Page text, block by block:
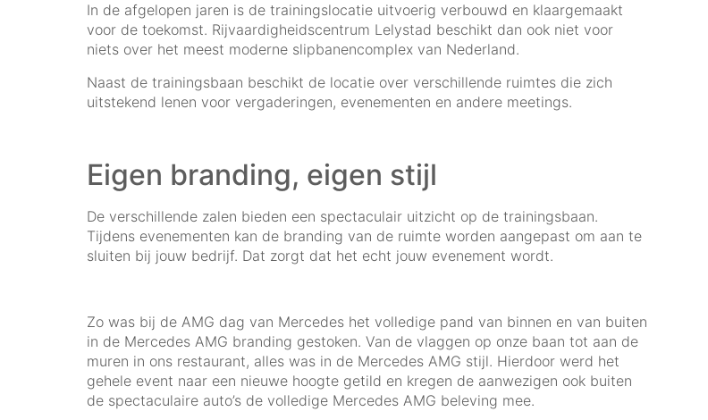
In de afgelopen jaren is de trainingslocatie uitvoerig verbouwd en klaargemaakt
voor de toekomst. Rijvaardigheidscentrum Lelystad beschikt dan ook niet voor
niets over het meest moderne slipbanencomplex van Nederland.
Naast de trainingsbaan beschikt de locatie over verschillende ruimtes die zich
uitstekend lenen voor vergaderingen, evenementen en andere meetings.
Eigen branding, eigen stijl
De verschillende zalen bieden een spectaculair uitzicht op de trainingsbaan.
Tijdens evenementen kan de branding van de ruimte worden aangepast om aan te
sluiten bij jouw bedrijf. Dat zorgt dat het echt jouw evenement wordt.
Zo was bij de AMG dag van Mercedes het volledige pand van binnen en van buiten
in de Mercedes AMG branding gestoken. Van de vlaggen op onze baan tot aan de
muren in ons restaurant, alles was in de Mercedes AMG stijl. Hierdoor werd het
gehele event naar een nieuwe hoogte getild en kregen de aanwezigen ook buiten
de spectaculaire auto’s de volledige Mercedes AMG beleving mee.